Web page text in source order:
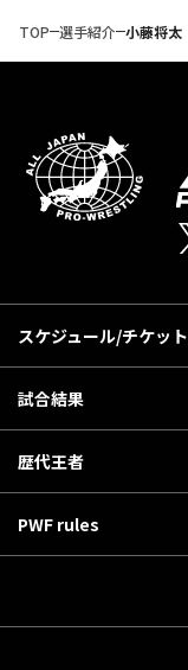
TOP 選手紹介 小藤将太
スケジュール/チケット
PWF rules
歴代王者
試合結果